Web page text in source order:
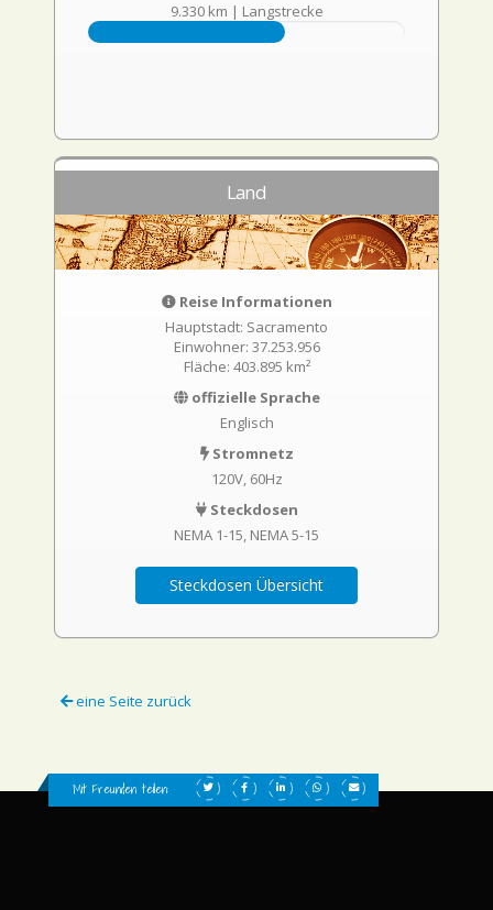
9.330 km | Langstrecke
Land
Reise Informationen
Hauptstadt: Sacramento
Einwohner: 37.253.956
Fläche: 403.895 km²
offizielle Sprache
Englisch
Stromnetz
120V, 60Hz
Steckdosen
NEMA 1-15 NEMA 5-15
Steckdosen Übersicht
eine Seite zurück
Mit Freunden teilen: